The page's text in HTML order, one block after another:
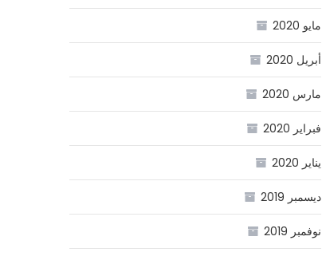
مايو 2020
أبريل 2020
مارس 2020
فبراير 2020
يناير 2020
ديسمبر 2019
نوفمبر 2019